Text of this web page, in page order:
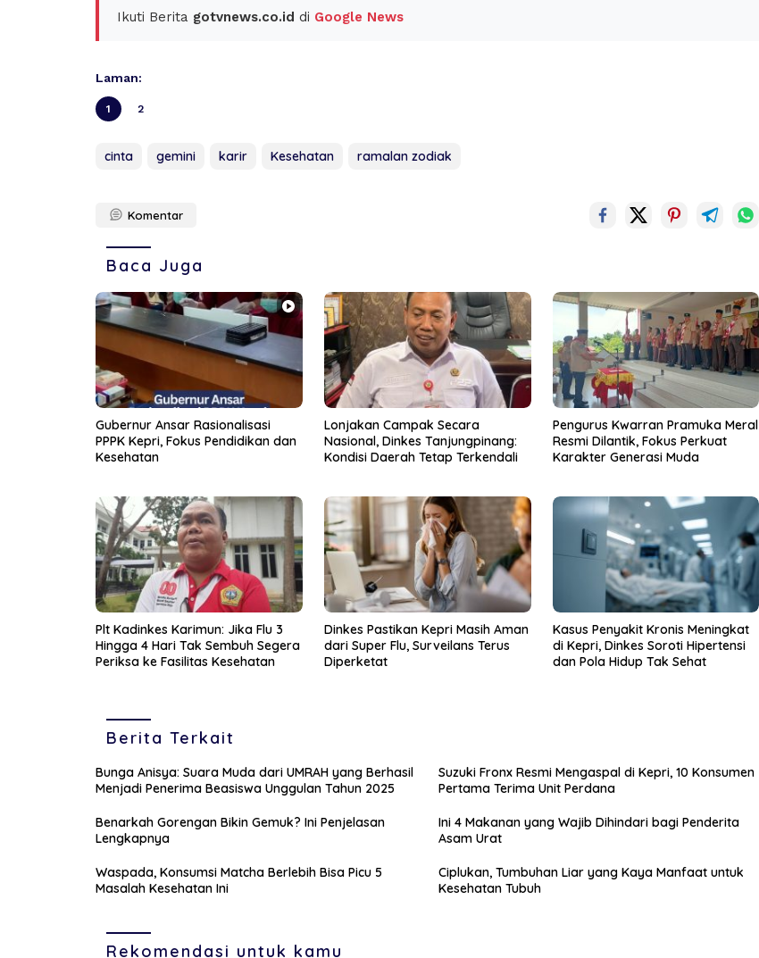
Ikuti Berita gotvnews.co.id di Google News
Laman:
1 2
cinta gemini karir Kesehatan ramalan zodiak
Komentar
Baca Juga
Gubernur Ansar Rasionalisasi
PPPK Kepri, Fokus Pendidikan dan
Kesehatan
Lonjakan Campak Secara
Nasional, Dinkes Tanjungpinang:
Kondisi Daerah Tetap Terkendali
Pengurus Kwarran Pramuka Meral
Resmi Dilantik, Fokus Perkuat
Karakter Generasi Muda
Plt Kadinkes Karimun: Jika Flu 3
Hingga 4 Hari Tak Sembuh Segera
Periksa ke Fasilitas Kesehatan
Dinkes Pastikan Kepri Masih Aman
dari Super Flu, Surveilans Terus
Diperketat
Kasus Penyakit Kronis Meningkat
di Kepri, Dinkes Soroti Hipertensi
dan Pola Hidup Tak Sehat
Berita Terkait
Bunga Anisya: Suara Muda dari UMRAH yang Berhasil
Menjadi Penerima Beasiswa Unggulan Tahun 2025
Suzuki Fronx Resmi Mengaspal di Kepri, 10 Konsumen
Pertama Terima Unit Perdana
Benarkah Gorengan Bikin Gemuk? Ini Penjelasan
Lengkapnya
Ini 4 Makanan yang Wajib Dihindari bagi Penderita
Asam Urat
Waspada, Konsumsi Matcha Berlebih Bisa Picu 5
Masalah Kesehatan Ini
Ciplukan, Tumbuhan Liar yang Kaya Manfaat untuk
Kesehatan Tubuh
Rekomendasi untuk kamu